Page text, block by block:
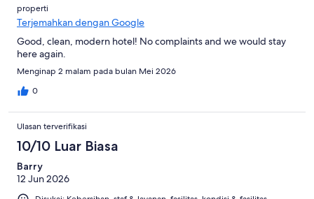
properti
Terjemahkan dengan Google
Good, clean, modern hotel! No complaints and we would stay
here again.
Menginap 2 malam pada bulan Mei 2026
0
Ulasan terverifikasi
10/10 Luar Biasa
Barry
12 Jun 2026